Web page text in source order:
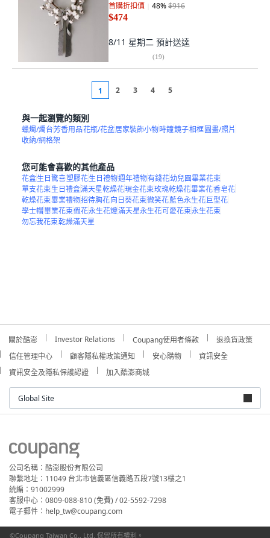
首購折扣價 48%$916
$474
8/11 星期二 預計送達
(19)
1 2 3 4 5
與一起瀏覽的類別
蠟燭/燭台芳香用品花瓶/花盆居家裝飾小物時鐘鏡子相框圖畫/照片
收納/網格架
您可能會喜歡的其他產品
花盒生日驚喜塑膠花生日禮物週年禮物有錢花幼兒園畢業花束
單支花束生日禮盒滿天星乾燥花現金花束玫瑰乾燥花畢業花香皂花
乾燥花束畢業禮物招待胸花向日葵花束微笑花藍色永生花巨型花
學士帽畢業花束假花永生花燈滿天星永生花可愛花束永生花束
勿忘我花束乾燥滿天星
關於酷澎 Investor Relations Coupang使用者條款
退換貨政策
信任管理中心
顧客隱私權政策通知 安心購物
資訊安全
資訊安全及隱私保護認證
加入酷澎商城
Global Site
公司名稱：酷澎股份有限公司
聯繫地址：11049 台北市信義區信義路五段7號13樓之1
統編：91002999
客服中心：0809-088-810 (免費) / 02-5592-7298
電子郵件：help_tw@coupang.com
©Coupang Taiwan Co., Ltd. 保留所有權利。